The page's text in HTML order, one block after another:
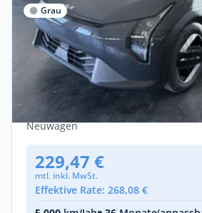
Grau
Privat
Kia EV4 Air - 81 kWh - 204
verfügbar
Elektro • Automatik •
204 PS (150 kW)
Neuwagen
229,47 €
mtl. inkl. MwSt.
Effektive Rate: 268,08 €